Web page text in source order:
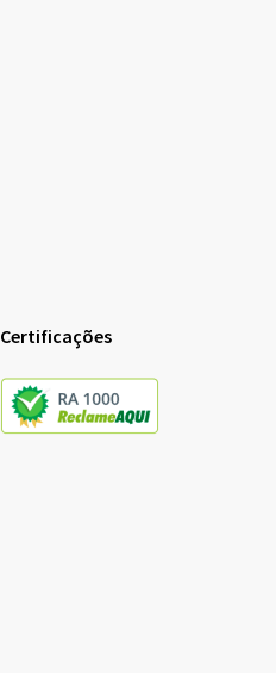
Certificações